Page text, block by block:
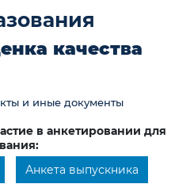
качества
и иные документы
в анкетировании для
Анкета выпускника